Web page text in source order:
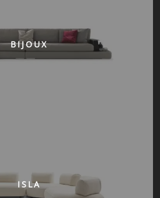
BIJOUX
ISLA